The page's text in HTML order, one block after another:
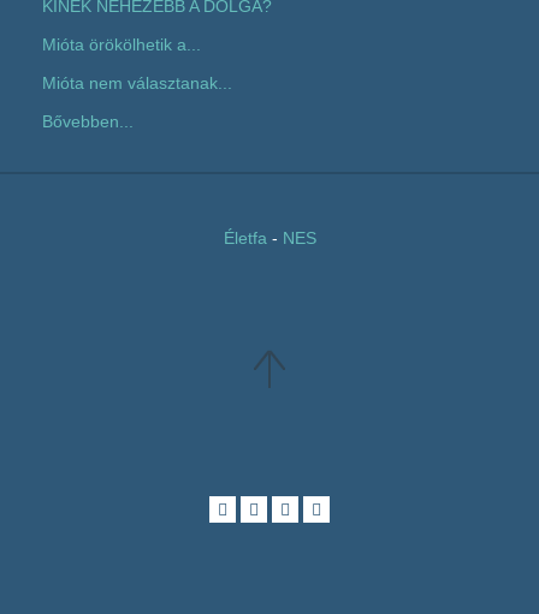
KINEK NEHEZEBB A DOLGA?
Mióta örökölhetik a...
Mióta nem választanak...
Bővebben...
Életfa - NES